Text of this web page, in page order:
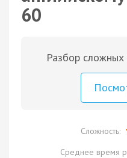
60
Разбор сложных
Сложность:
Среднее время